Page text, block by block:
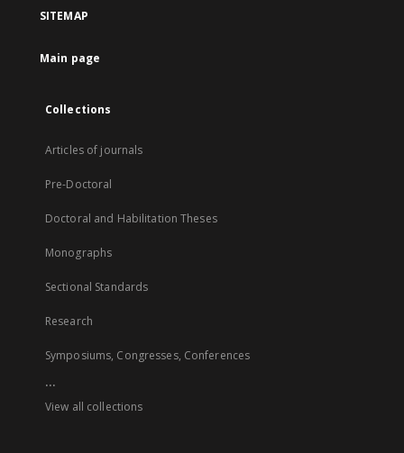
SITEMAP
Main page
Collections
Articles of journals
Pre-Doctoral
Doctoral and Habilitation Theses
Monographs
Sectional Standards
Research
Symposiums, Congresses, Conferences
...
View all collections